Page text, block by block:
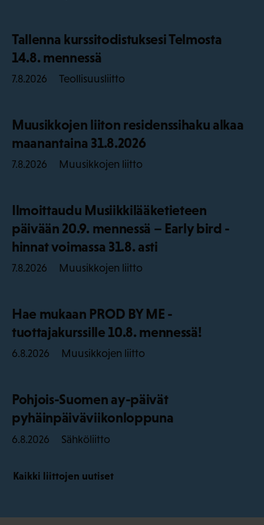
Tallenna kurssitodistuksesi Telmosta
14.8. mennessä
7.8.2026 Teollisuusliitto
Muusikkojen liiton residenssihaku alkaa
maanantaina 31.8.2026
7.8.2026 Muusikkojen liitto
Ilmoittaudu Musiikkilääketieteen
päivään 20.9. mennessä – Early bird -
hinnat voimassa 31.8. asti
7.8.2026 Muusikkojen liitto
Hae mukaan PROD BY ME -
tuottajakurssille 10.8. mennessä!
6.8.2026 Muusikkojen liitto
Pohjois-Suomen ay-päivät
pyhäinpäiväviikonloppuna
6.8.2026 Sähköliitto
Kaikki liittojen uutiset